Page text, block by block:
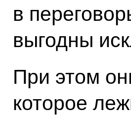
в
выгодны
При этом
которое